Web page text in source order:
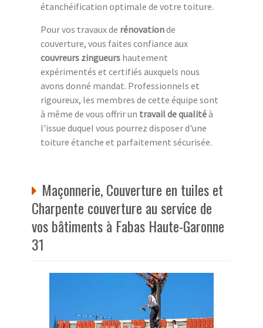
étanchéification optimale de votre toiture.
Pour vos travaux de rénovationde
couverture, vous faites confiance aux
couvreurs zingueurs hautement
expérimentés et certifiés auxquels nous
avons donné mandat. Professionnels et
rigoureux, les membres de cette équipe sont
à même de vous offrir un travail de qualitéà
l'issue duquel vous pourrez disposer d'une
toiture étanche et parfaitement sécurisée.
Maçonnerie, Couverture en tuiles et
Charpente couverture au service de
vos bâtiments à Fabas Haute-Garonne
31